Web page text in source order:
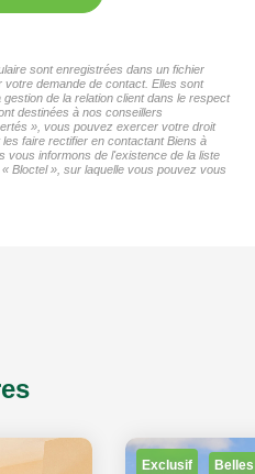
sont enregistrées dans un fichier
demande de contact. Elles sont
de la relation client dans le respect
destinées à nos conseillers
», vous pouvez exercer votre droit
faire rectifier en contactant Biens à
vous informons de l'existence de la liste
Bloctel », sur laquelle vous pouvez vous
Exclusif